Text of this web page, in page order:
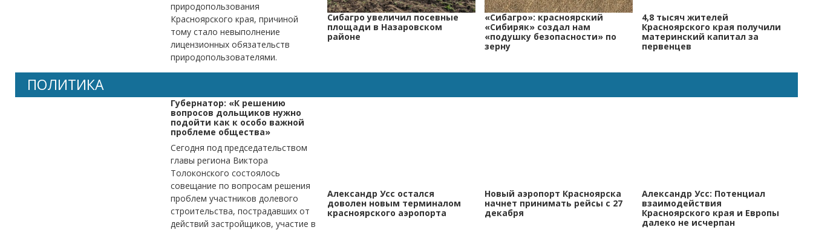
природопользования
Красноярского края, причиной
тому стало невыполнение
лицензионных обязательств
природопользователями.
Сибагро увеличил посевные
площади в Назаровском
районе
«Сибагро»: красноярский
«Сибиряк» создал нам
«подушку безопасности» по
зерну
4,8 тысяч жителей
Красноярского края получили
материнский капитал за
первенцев
ПОЛИТИКА
Губернатор: «К решению
вопросов дольщиков нужно
подойти как к особо важной
проблеме общества»
Сегодня под председательством
главы региона Виктора
Толоконского состоялось
совещание по вопросам решения
проблем участников долевого
строительства, пострадавших от
действий застройщиков, участие в
Александр Усс остался
доволен новым терминалом
красноярского аэропорта
Новый аэропорт Красноярска
начнет принимать рейсы с 27
декабря
Александр Усс: Потенциал
взаимодействия
Красноярского края и Европы
далеко не исчерпан